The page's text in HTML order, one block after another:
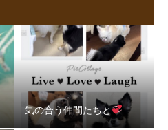
気の合う仲間たちと